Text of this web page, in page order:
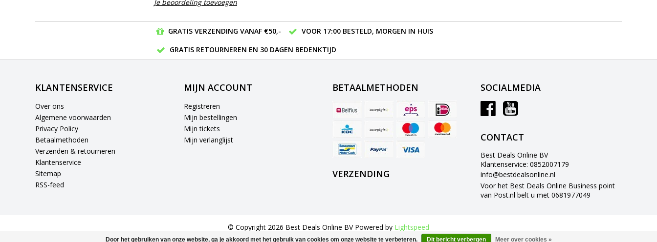
Je beoordeling toevoegen
GRATIS VERZENDING VANAF €50,-
VOOR 17:00 BESTELD, MORGEN IN HUIS
GRATIS RETOURNEREN EN 30 DAGEN BEDENKTIJD
KLANTENSERVICE
Over ons
Algemene voorwaarden
Privacy Policy
Betaalmethoden
Verzenden & retourneren
Klantenservice
Sitemap
RSS-feed
MIJN ACCOUNT
Registreren
Mijn bestellingen
Mijn tickets
Mijn verlanglijst
BETAALMETHODEN
VERZENDING
SOCIALMEDIA
CONTACT
Best Deals Online BV
Klantenservice: 0852007179
info@bestdealsonline.nl
Voor het Best Deals Online Business point
van Post.nl belt u met 0681977049
© Copyright 2026 Best Deals Online BV Powered by Lightspeed
All rights reserved byInStijl Media
Door het gebruiken van onze website, ga je akkoord met het gebruik van cookies om onze website te verbeteren. Dit bericht verbergen Meer over cookies »